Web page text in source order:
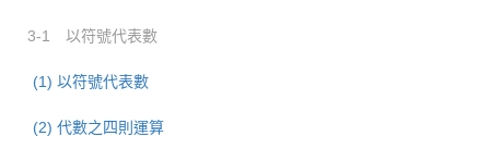
3-1 以符號代表數
(1) 以符號代表數
(2) 代數之四則運算